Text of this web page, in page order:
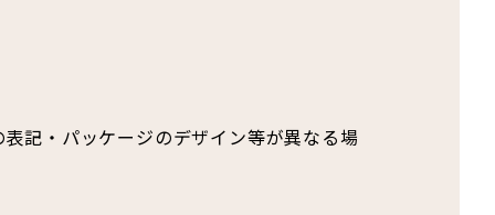
記・パッケージのデザイン等が異なる場